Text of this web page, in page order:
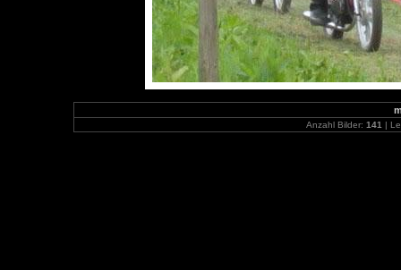
Anzahl Bilder: 141 |